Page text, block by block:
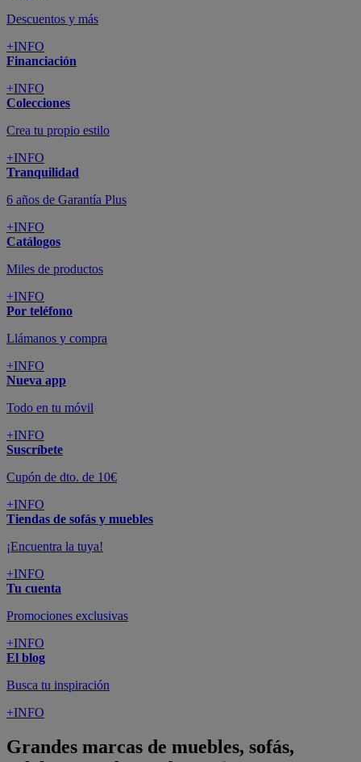
Descuentos y más
+INFO
Financiación
+INFO
Colecciones
Crea tu propio estilo
+INFO
Tranquilidad
6 años de Garantía Plus
+INFO
Catálogos
Miles de productos
+INFO
Por teléfono
Llámanos y compra
+INFO
Nueva app
Todo en tu móvil
+INFO
Suscríbete
Cupón de dto. de 10€
+INFO
Tiendas de sofás y muebles
¡Encuentra la tuya!
+INFO
Tu cuenta
Promociones exclusivas
+INFO
El blog
Busca tu inspiración
+INFO
Grandes marcas de muebles, sofás,